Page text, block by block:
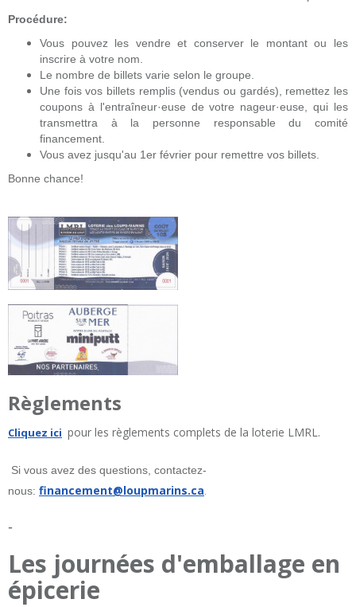
Procédure:
Vous pouvez les vendre et conserver le montant ou les
inscrire à votre nom.
Le nombre de billets varie selon le groupe.
Une fois vos billets remplis (vendus ou gardés), remettez les
coupons à l'entraîneur·euse de votre nageur·euse, qui les
transmettra à la personne responsable du comité
financement.
Vous avez jusqu'au 1er février pour remettre vos billets.
Bonne chance!
Règlements
Cliquez ici pour les règlements complets de la loterie LMRL.
Si vous avez des questions, contactez-
nous: financement@loupmarins.ca.
-
Les journées d'emballage en
épicerie